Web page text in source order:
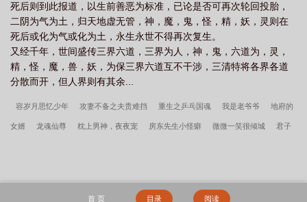
死后则到此报道，以生前善恶为标准，已论是否可再次轮回投胎，
二阴为气为土，归天地虚无管，神，魔，鬼，怪，精，妖，灵则在
死后或化为气或化为土，永生永世不得再次复生。
又经千年，世间盛传三界六道，三界为人，神，鬼，六道为，灵，
精，怪，魔，兽，妖，为保三界六道互不干涉，三清特将各界各道
分散而开，但人界则有其余...
容岁月思忆少年 攻妻不备之夫贵难挡 重生之乒乓国魂 我是老爷爷 地府的
女婿 龙魂仙尊 枕上男神，夜夜宠 房东先生小怪癖 微微一笑很倾城 君子
首 页 目录 阅读